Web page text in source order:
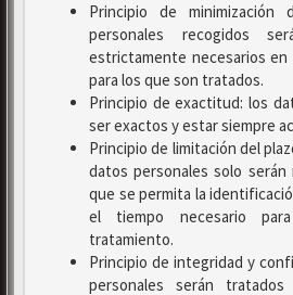
Principio de
personales recogidos
estrictamente necesarios
para los que son tratados.
Principio de exactitud: los
ser exactos y estar siempre
Principio de limitación del
datos personales solo
que se permita la
el tiempo necesario
tratamiento.
Principio de integridad y
personales serán